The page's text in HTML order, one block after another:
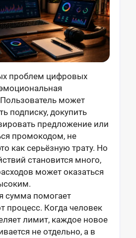
проблем цифровых
может
подписку, докупить
предложение или
промокодом, не
как серьёзную трату. Но
становится много,
может оказаться
сумма помогает
процесс. Когда человек
лимит, каждое новое
не отдельно, а в